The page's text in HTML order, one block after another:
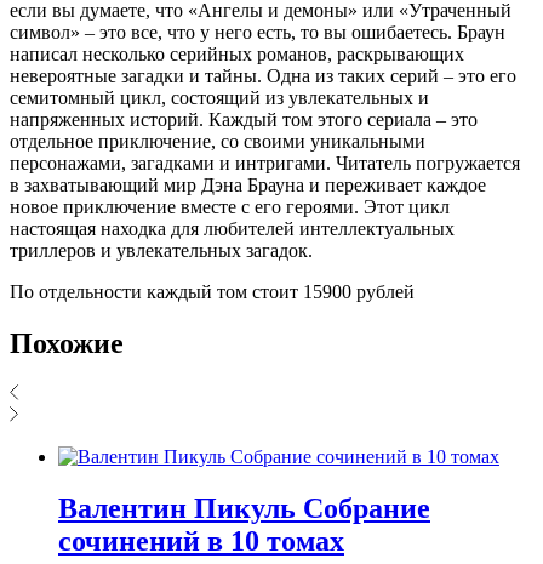
если вы думаете, что «Ангелы и демоны» или «Утраченный
символ» – это все, что у него есть, то вы ошибаетесь. Браун
написал несколько серийных романов, раскрывающих
невероятные загадки и тайны. Одна из таких серий – это его
семитомный цикл, состоящий из увлекательных и
напряженных историй. Каждый том этого сериала – это
отдельное приключение, со своими уникальными
персонажами, загадками и интригами. Читатель погружается
в захватывающий мир Дэна Брауна и переживает каждое
новое приключение вместе с его героями. Этот цикл
настоящая находка для любителей интеллектуальных
триллеров и увлекательных загадок.
По отдельности каждый том стоит 15900 рублей
Похожие
Валентин Пикуль Собрание
сочинений в 10 томах